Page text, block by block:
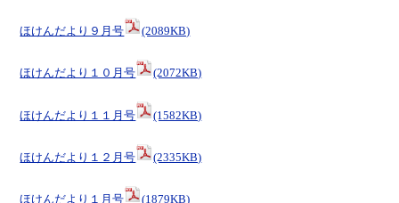
ほけんだより９月号 (2089KB)
ほけんだより１０月号 (2072KB)
ほけんだより１１月号 (1582KB)
ほけんだより１２月号 (2335KB)
ほけんだより１月号 (1879KB)